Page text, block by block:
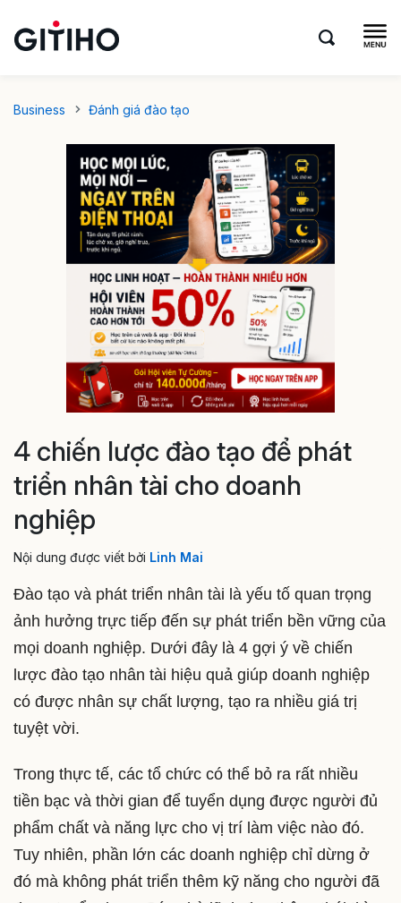
Business Đánh giá đào tạo
4 chiến lược đào tạo để phát
triển nhân tài cho doanh
nghiệp
Nội dung được viết bởi Linh Mai
Đào tạo và phát triển nhân tài là yếu tố quan trọng
ảnh hưởng trực tiếp đến sự phát triển bền vững của
mọi doanh nghiệp. Dưới đây là 4 gợi ý về chiến
lược đào tạo nhân tài hiệu quả giúp doanh nghiệp
có được nhân sự chất lượng, tạo ra nhiều giá trị
tuyệt vời.
Trong thực tế, các tổ chức có thể bỏ ra rất nhiều
tiền bạc và thời gian để tuyển dụng được người đủ
phẩm chất và năng lực cho vị trí làm việc nào đó.
Tuy nhiên, phần lớn các doanh nghiệp chỉ dừng ở
đó mà không phát triển thêm kỹ năng cho người đã